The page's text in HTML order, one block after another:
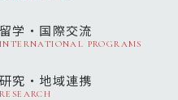
留学・国際交流
INTERNATIONAL PROGRAMS
研究・地域連携
RESEARCH